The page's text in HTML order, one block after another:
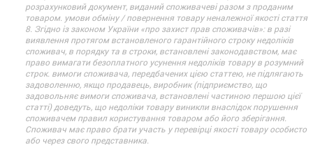
розрахунковий документ, виданий споживачеві разом з проданим
товаром. умови обміну / повернення товару неналежної якості стаття
8. Згідно із законом України «про захист прав споживачів»: в разі
виявлення протягом встановленого гарантійного строку недоліків
споживач, в порядку та в строки, встановлені законодавством, має
право вимагати безоплатного усунення недоліків товару в розумний
строк. вимоги споживача, передбачених цією статтею, не підлягають
задоволенню, якщо продавець, виробник (підприємство, що
задовольняє вимоги споживача, встановлені частиною першою цієї
статті) доведуть, що недоліки товару виникли внаслідок порушення
споживачем правил користування товаром або його зберігання.
Споживач має право брати участь у перевірці якості товару особисто
або через свого представника.